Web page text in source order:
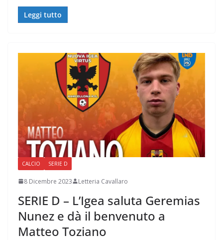
Leggi tutto
CALCIO SERIE D
8 Dicembre 2023 Letteria Cavallaro
SERIE D – L’Igea saluta Geremias
Nunez e dà il benvenuto a
Matteo Toziano